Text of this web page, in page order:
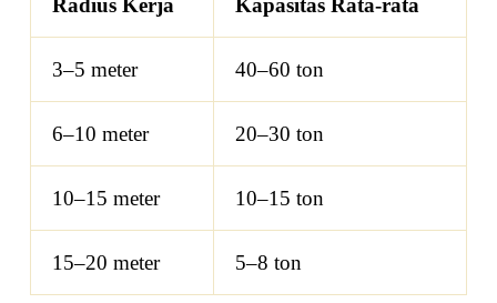
Radius Kerja Kapasitas Rata-rata
3–5 meter 40–60 ton
6–10 meter 20–30 ton
10–15 meter 10–15 ton
15–20 meter 5–8 ton